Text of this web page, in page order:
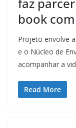
faz
book
Projeto envolve
e o Núcleo de
acompanhar a
Read More